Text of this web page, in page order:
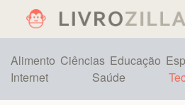
Alimento Ciências Educação
Internet
Saúde